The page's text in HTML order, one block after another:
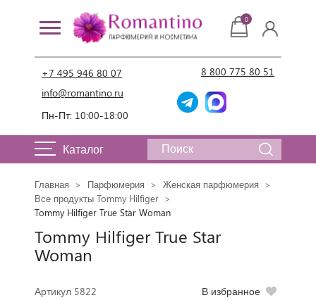
+7 495 946 80 07
info@romantino.ru
Пн-Пт: 10:00-18:00
8 800 775 80 51
0
Каталог
Главная Парфюмерия
Женская парфюмерия
Все продукты Tommy Hilfiger
Tommy Hilfiger True Star Woman
Tommy Hilfiger True Star
Woman
Артикул 5822 В избранное